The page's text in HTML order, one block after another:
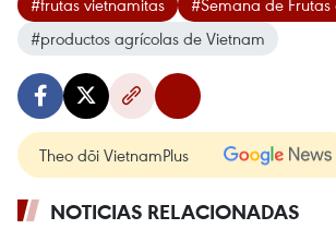
#frutas vietnamitas
#Semana de
#productos agrícolas de Vietnam
Theo dõi VietnamPlus
NOTICIAS RELACIONADAS